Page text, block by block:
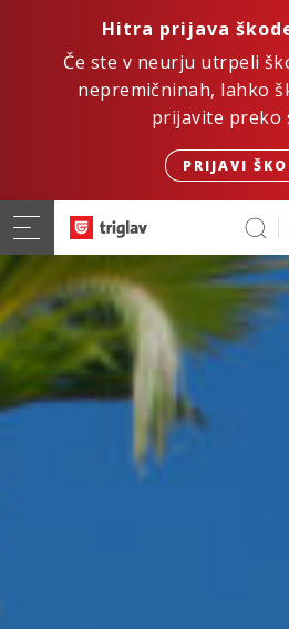
Hitra prijava
Če ste v neurju utrpeli
nepremičninah, lahko
prijavite preko
PRIJAVI